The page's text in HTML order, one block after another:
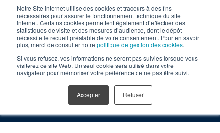
Notre Site internet utilise des cookies et traceurs à des fins
nécessaires pour assurer le fonctionnement technique du site
internet. Certains cookies permettent également d’effectuer des
statistiques de visite et des mesures d’audience, dont le dépôt
nécessite le recueil préalable de votre consentement. Pour en savoir
plus, merci de consulter notre politique de gestion des cookies.
Si vous refusez, vos informations ne seront pas suivies lorsque vous
visiterez ce site Web. Un seul cookie sera utilisé dans votre
navigateur pour mémoriser votre préférence de ne pas être suivi.
Accepter Refuser
Menu